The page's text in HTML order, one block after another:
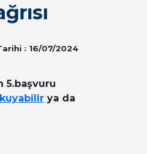
: 16/07/2024
5.başvuru
ya da